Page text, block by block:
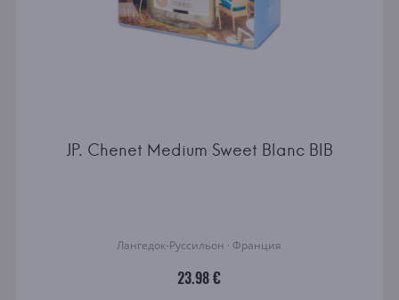
JP. Chenet Medium Sweet Blanc BIB
Лангедок-Руссильон · Франция
23.98 €